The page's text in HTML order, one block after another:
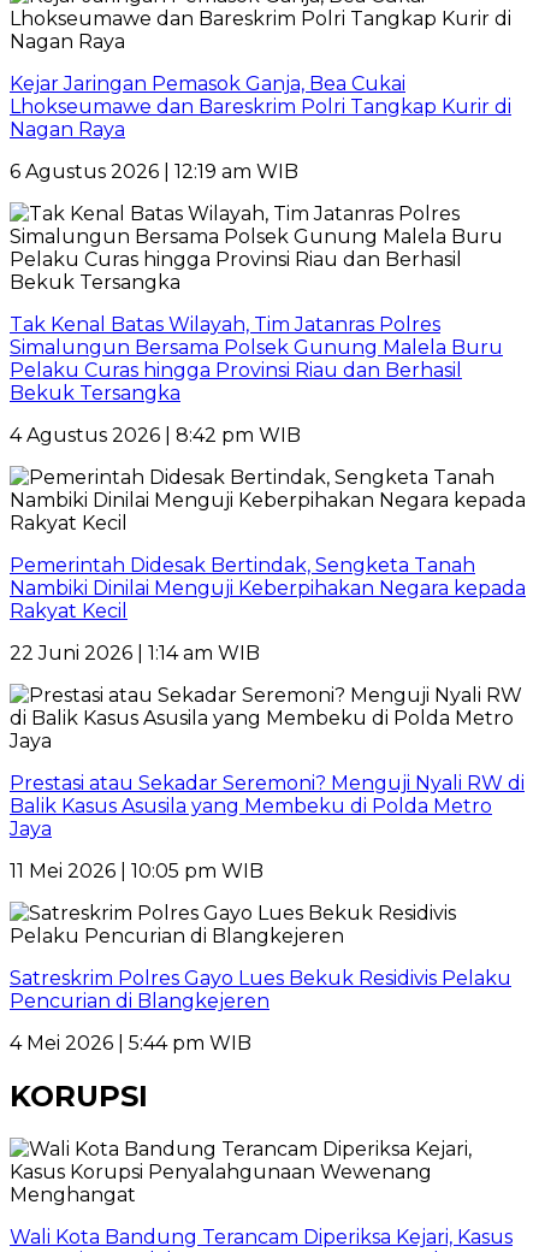
Kejar Jaringan Pemasok Ganja, Bea Cukai
Lhokseumawe dan Bareskrim Polri Tangkap Kurir di
Nagan Raya
6 Agustus 2026 | 12:19 am WIB
Tak Kenal Batas Wilayah, Tim Jatanras Polres
Simalungun Bersama Polsek Gunung Malela Buru
Pelaku Curas hingga Provinsi Riau dan Berhasil
Bekuk Tersangka
4 Agustus 2026 | 8:42 pm WIB
Pemerintah Didesak Bertindak, Sengketa Tanah
Nambiki Dinilai Menguji Keberpihakan Negara kepada
Rakyat Kecil
22 Juni 2026 | 1:14 am WIB
Prestasi atau Sekadar Seremoni? Menguji Nyali RW di
Balik Kasus Asusila yang Membeku di Polda Metro
Jaya
11 Mei 2026 | 10:05 pm WIB
Satreskrim Polres Gayo Lues Bekuk Residivis Pelaku
Pencurian di Blangkejeren
4 Mei 2026 | 5:44 pm WIB
KORUPSI
Wali Kota Bandung Terancam Diperiksa Kejari, Kasus